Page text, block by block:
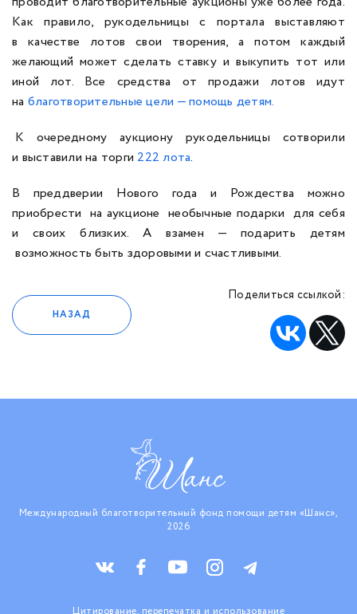
Как правило, рукодельницы с портала выставляют
в качестве лотов свои творения, а потом каждый
желающий может сделать ставку и выкупить тот или
иной лот. Все средства от продажи лотов идут
на благотворительные цели — помощь детям.
К очередному аукциону рукодельницы сотворили
и выставили на торги 222 лота.
В преддверии Нового года и Рождества можно
приобрести на аукционе необычные подарки для себя
и своих близких. А взамен — подарить детям
возможность быть здоровыми и счастливыми.
НАЗАД
Поделиться ссылкой:
Международный благотворительный фонд помощи детям «Шанс»,
2026
Цитирование, перепечатка и использование